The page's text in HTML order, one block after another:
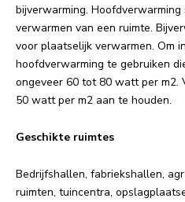
bijverwarming.
verwarmen van een ruimte.
voor plaatselijk verwarmen. Om
hoofdverwarming te gebruiken
ongeveer 60 tot 80 watt per m2.
50 watt per m2 aan te houden.
Geschikte ruimtes
Bedrijfshallen, fabriekshallen,
ruimten, tuincentra,